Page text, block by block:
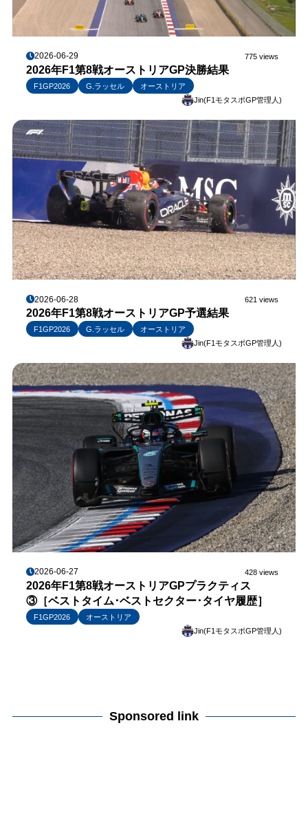
2026-06-29 775 views
2026年F1第8戦オーストリアGP決勝結果
F1GP2026 G.ラッセル
オーストリア
Jin(F1モタスポGP管理人)
2026-06-28 621 views
2026年F1第8戦オーストリアGP予選結果
F1GP2026 G.ラッセル
オーストリア
Jin(F1モタスポGP管理人)
2026-06-27 428 views
2026年F1第8戦オーストリアGPプラクティス
③［ベストタイム･ベストセクター･タイヤ履歴］
F1GP2026
オーストリア
Jin(F1モタスポGP管理人)
Sponsored link